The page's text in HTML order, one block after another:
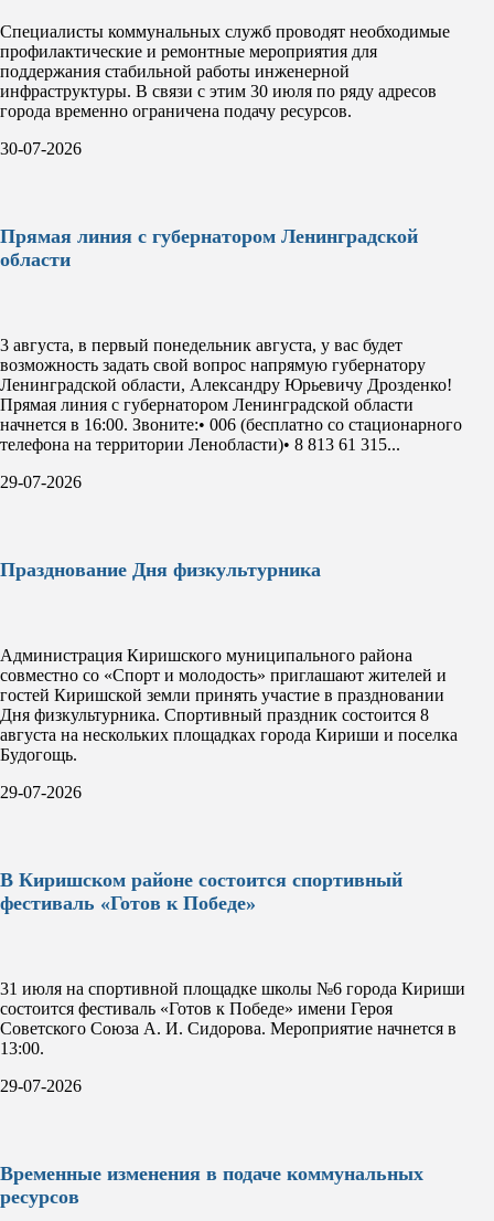
Специалисты коммунальных служб проводят необходимые
профилактические и ремонтные мероприятия для
поддержания стабильной работы инженерной
инфраструктуры. В связи с этим 30 июля по ряду адресов
города временно ограничена подачу ресурсов.
30-07-2026
Прямая линия с губернатором Ленинградской
области
3 августа, в первый понедельник августа, у вас будет
возможность задать свой вопрос напрямую губернатору
Ленинградской области, Александру Юрьевичу Дрозденко!
Прямая линия с губернатором Ленинградской области
начнется в 16:00. Звоните:• 006 (бесплатно со стационарного
телефона на территории Ленобласти)• 8 813 61 315...
29-07-2026
Празднование Дня физкультурника
Администрация Киришского муниципального района
совместно со «Спорт и молодость» приглашают жителей и
гостей Киришской земли принять участие в праздновании
Дня физкультурника. Спортивный праздник состоится 8
августа на нескольких площадках города Кириши и поселка
Будогощь.
29-07-2026
В Киришском районе состоится спортивный
фестиваль «Готов к Победе»
31 июля на спортивной площадке школы №6 города Кириши
состоится фестиваль «Готов к Победе» имени Героя
Советского Союза А. И. Сидорова. Мероприятие начнется в
13:00.
29-07-2026
Временные изменения в подаче коммунальных
ресурсов